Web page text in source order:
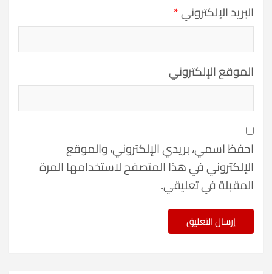
البريد الإلكتروني*
الموقع الإلكتروني
احفظ اسمي، بريدي الإلكتروني، والموقع
الإلكتروني في هذا المتصفح لاستخدامها المرة
المقبلة في تعليقي.